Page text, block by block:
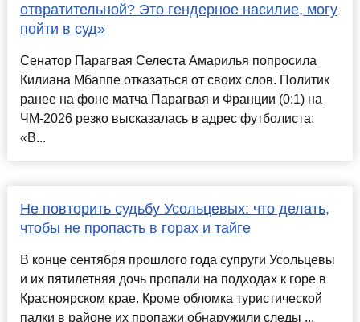
отвратительной? Это гендерное насилие, могу
пойти в суд»
Сенатор Парагвая Селеста Амарилья попросила
Килиана Мбаппе отказаться от своих слов. Политик
ранее на фоне матча Парагвая и Франции (0:1) на
ЧМ-2026 резко высказалась в адрес футболиста:
«В...
Не повторить судьбу Усольцевых: что делать,
чтобы не пропасть в горах и тайге
В конце сентября прошлого года супруги Усольцевы
и их пятилетняя дочь пропали на подходах к горе в
Красноярском крае. Кроме обломка туристической
палки в районе их пропажи обнаружили следы ...